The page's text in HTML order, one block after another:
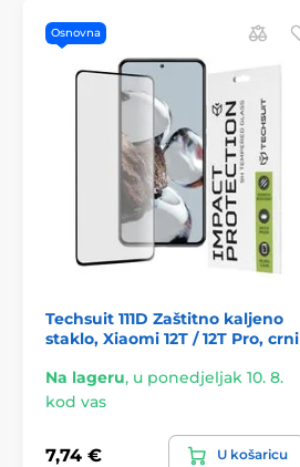
Osnovna
Techsuit 111D Zaštitno kaljeno
staklo, Xiaomi 12T / 12T Pro, crni
Na lageru, u ponedjeljak 10. 8.
kod vas
7,74 € U košaricu